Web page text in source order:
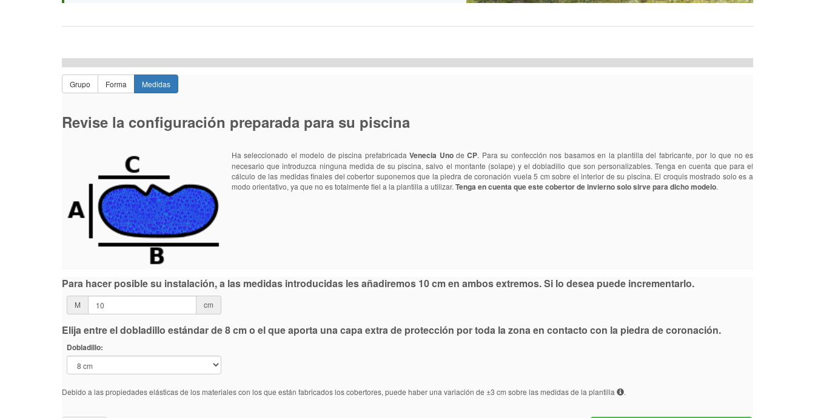
Grupo Forma Medidas
Revise la configuración preparada para su piscina
Ha seleccionado el modelo de piscina prefabricadaVenecia UnodeCP. Para su confección nos basamos en la plantilla del fabricante, por lo que no es
necesario que introduzca ninguna medida de su piscina, salvo el montante (solape) y el dobladillo que son personalizables. Tenga en cuenta que para el
cálculo de las medidas finales del cobertor suponemos que la piedra de coronación vuela 5 cm sobre el interior de su piscina. El croquis mostrado solo es a
modo orientativo, ya que no es totalmente fiel a la plantilla a utilizar. Tenga en cuenta que este cobertor de invierno solo sirve para dicho modelo.
Para hacer posible su instalación, a las medidas introducidas les añadiremos 10 cm en ambos extremos. Si lo desea puede incrementarlo.
M cm
Elija entre el dobladillo estándar de 8 cm o el que aporta una capa extra de protección por toda la zona en contacto con la piedra de coronación.
Dobladillo:
Debido a las propiedades elásticas de los materiales con los que están fabricados los cobertores, puede haber una variación de ±3 cm sobre las medidas de la plantilla .